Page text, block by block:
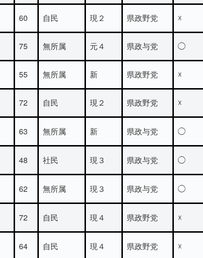
60 自民 現２ 県政野党 ☓
75 無所属 元４ 県政与党 ◯
55 無所属 新 県政野党 ☓
72 自民 現２ 県政野党 ☓
63 無所属 新 県政与党 ◯
48 社民 現３ 県政与党 ◯
62 無所属 現３ 県政与党 ◯
72 自民 現４ 県政野党 ☓
64 自民 現４ 県政野党 ☓